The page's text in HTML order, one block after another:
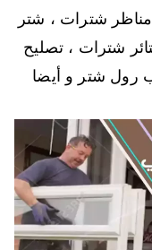
شترات ، شتر
شترات ، تصليح
رول شتر و أيضا